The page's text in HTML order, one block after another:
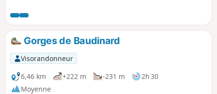
Gorges de Baudinard
Visorandonneur
6,46 km
+222 m -231 m
2h 30
Moyenne